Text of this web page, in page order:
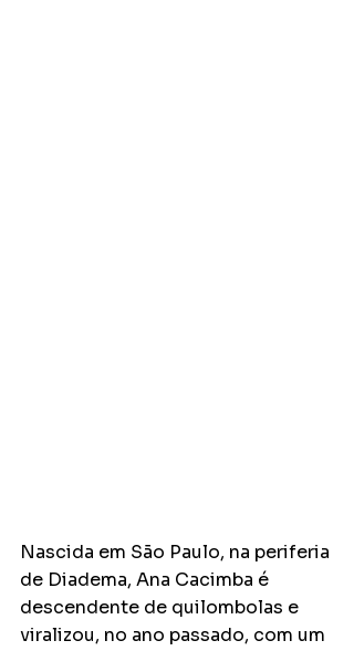
Nascida em São Paulo, na periferia
de Diadema, Ana Cacimba é
descendente de quilombolas e
viralizou, no ano passado, com um